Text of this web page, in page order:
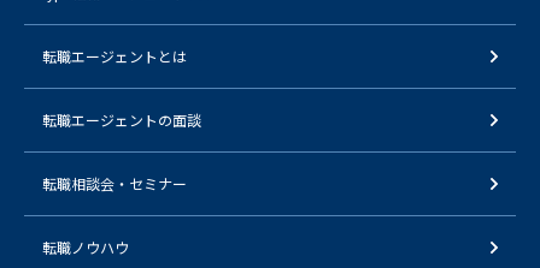
転職エージェントとは
転職エージェントの面談
転職相談会・セミナー
転職ノウハウ